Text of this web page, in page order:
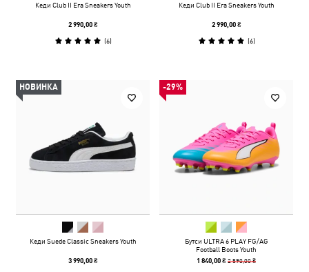
Кеди Club II Era Sneakers Youth
2 990,00 ₴
(6)
Кеди Club II Era Sneakers Youth
2 990,00 ₴
(6)
НОВИНКА
Кеди Suede Classic Sneakers Youth
3 990,00 ₴
-29%
Бутси ULTRA 6 PLAY FG/AG
Football Boots Youth
1 840,00 ₴2 590,00 ₴